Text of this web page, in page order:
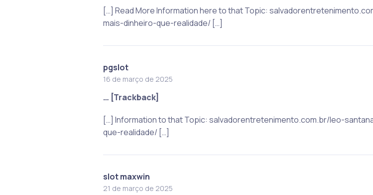
[…] Read More Information here to that Topic:
mais-dinheiro-que-realidade/ […]
pgslot
16 de março de 2025
… [Trackback]
[…] Information to that Topic: salvadorentretenimento.com.br/leo-
que-realidade/ […]
slot maxwin
21 de março de 2025